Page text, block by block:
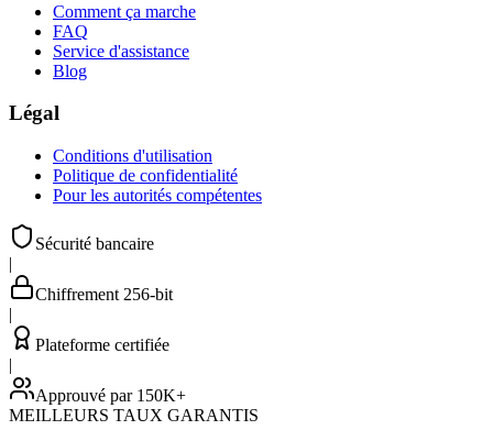
Comment ça marche
FAQ
Service d'assistance
Blog
Légal
Conditions d'utilisation
Politique de confidentialité
Pour les autorités compétentes
Sécurité bancaire
|
Chiffrement 256-bit
|
Plateforme certifiée
|
Approuvé par 150K+
MEILLEURS TAUX GARANTIS